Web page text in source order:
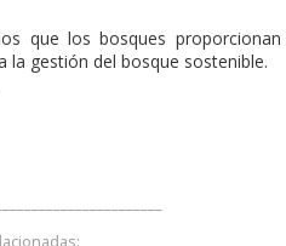
que los bosques
la gestión del bosque sostenible.